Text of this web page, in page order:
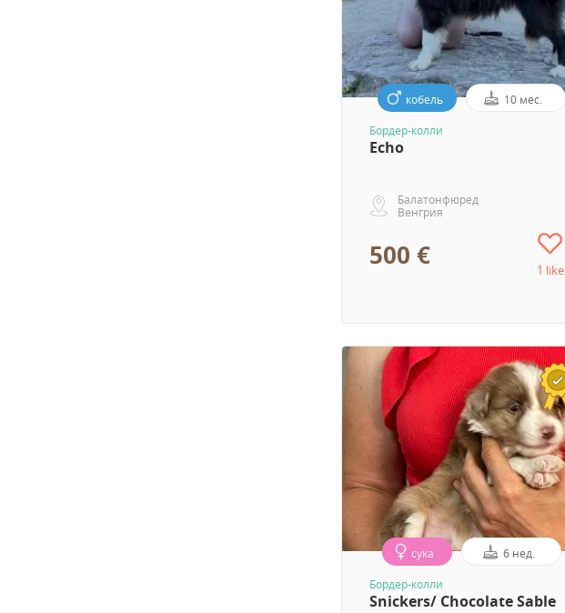
кобель 10 мес.
Бордер-колли
Echo
Балатонфюред
Венгрия
500 € 1 like
сука 6 нед.
Бордер-колли
Snickers/ Chocolate Sable